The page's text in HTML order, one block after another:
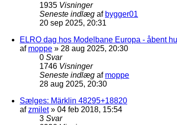
1935 Visninger
Seneste indlæg af bygger01
20 sep 2025, 20:31
ELRO dag hos Modelbane Europa - åbent
af moppe » 28 aug 2025, 20:30
0 Svar
1746 Visninger
Seneste indlæg af moppe
28 aug 2025, 20:30
Sælges: Märklin 48295+18820
afzmilet» 04 feb 2018, 15:54
3 Svar